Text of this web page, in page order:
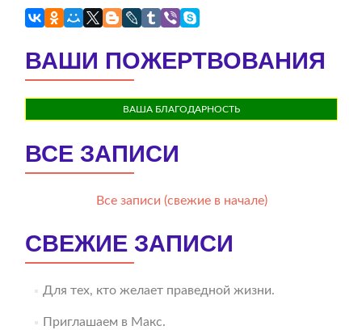
ВАШИ ПОЖЕРТВОВАНИЯ
ВАША БЛАГОДАРНОСТЬ
ВСЕ ЗАПИСИ
Все записи (свежие в начале)
СВЕЖИЕ ЗАПИСИ
Для тех, кто желает праведной жизни.
Приглашаем в Макс.